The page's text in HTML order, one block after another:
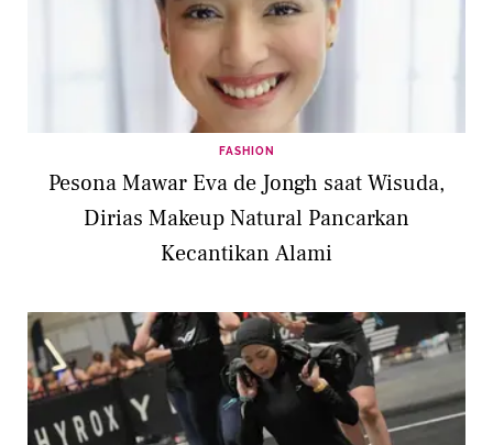
FASHION
Pesona Mawar Eva de Jongh saat Wisuda,
Dirias Makeup Natural Pancarkan
Kecantikan Alami